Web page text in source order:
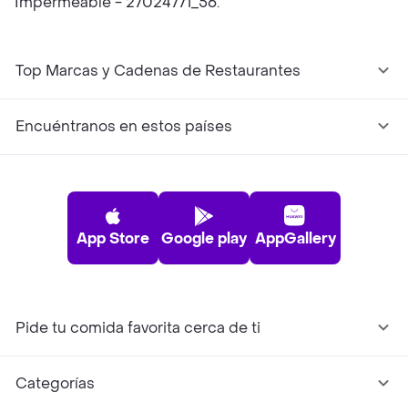
Top Marcas y Cadenas de Restaurantes
Encuéntranos en estos países
App Store Google play AppGallery
Pide tu comida favorita cerca de ti
Categorías